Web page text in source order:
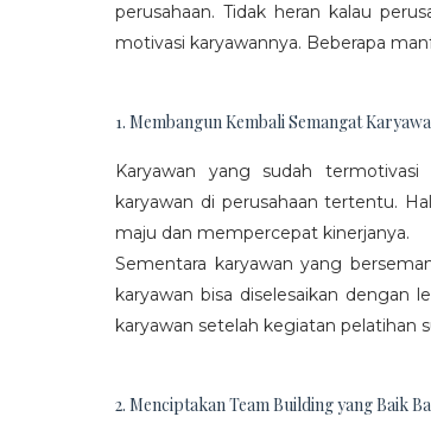
perusahaan. Tidak heran kalau
motivasi karyawannya. Beberapa
1. Membangun Kembali Semangat
Karyawan yang sudah
karyawan di perusahaan tertentu.
maju dan mempercepat kinerjanya.
Sementara karyawan yang
karyawan bisa diselesaikan dengan
karyawan setelah kegiatan pelatihan
2. Menciptakan Team Building yang Baik